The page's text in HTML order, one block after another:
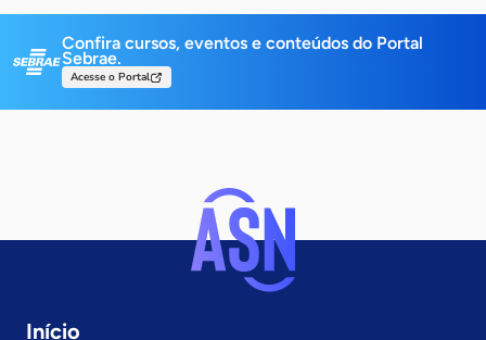
Confira cursos, eventos e conteúdos do Portal
Sebrae.
Acesse o Portal
Início